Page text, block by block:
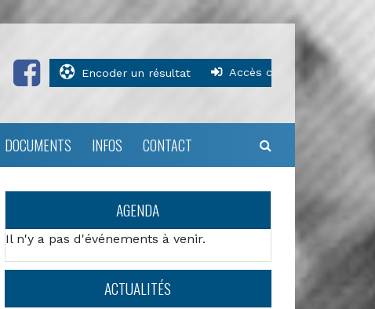
Encoder un résultat Accès clubs
DOCUMENTS INFOS CONTACT
AGENDA
Il n'y a pas d'événements à venir.
ACTUALITÉS